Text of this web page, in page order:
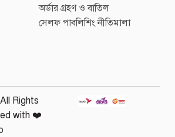
অর্ডার গ্রহণ ও বাতিল
সেলফ পাবলিশিং নীতিমালা
Rights
with ❤️